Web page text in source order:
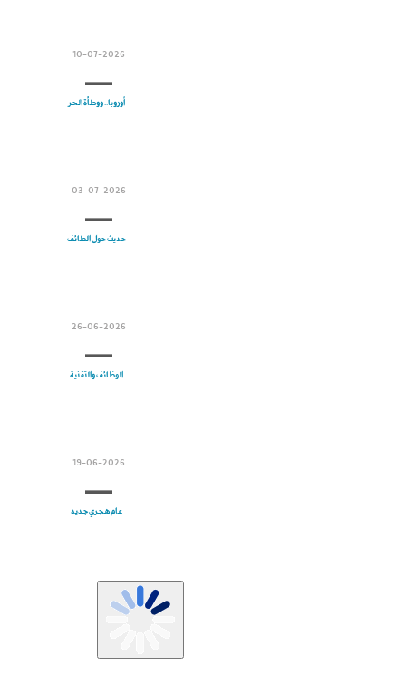
10-07-2026
أوروبا.. ووطأة الحر
03-07-2026
حديث حول الطائف
26-06-2026
الوظائف والتقنية
19-06-2026
عام هجري جديد